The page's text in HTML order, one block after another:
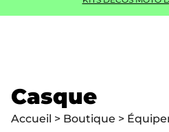
VÊTEMENTS
ÉQUIPEMENTS
Casque
Accueil > Boutique >